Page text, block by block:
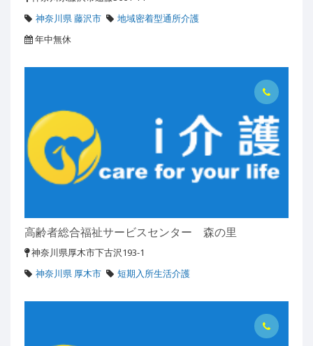
神奈川県 藤沢市
地域密着型通所介護
年中無休
高齢者総合福祉サービスセンター 森の里
神奈川県厚木市下古沢193-1
神奈川県 厚木市
短期入所生活介護